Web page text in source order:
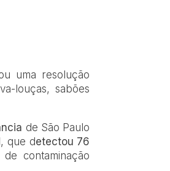
uma resolução
louças, sabões
de São Paulo
que detectou 76
contaminação